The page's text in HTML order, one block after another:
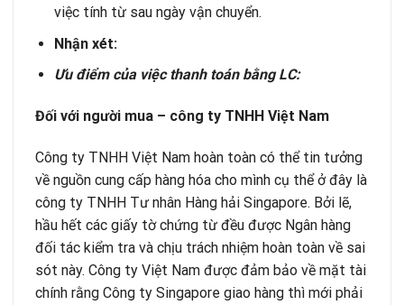
việc tính từ sau ngày vận chuyển.
Nhận xét:
Ưu điểm của việc thanh toán bằng LC:
Đối với người mua – công ty TNHH Việt Nam
Công ty TNHH Việt Nam hoàn toàn có thể tin tưởng
về nguồn cung cấp hàng hóa cho mình cụ thể ở đây là
công ty TNHH Tư nhân Hàng hải Singapore. Bởi lẽ,
hầu hết các giấy tờ chứng từ đều được Ngân hàng
đối tác kiểm tra và chịu trách nhiệm hoàn toàn về sai
sót này. Công ty Việt Nam được đảm bảo về mặt tài
chính rằng Công ty Singapore giao hàng thì mới phải